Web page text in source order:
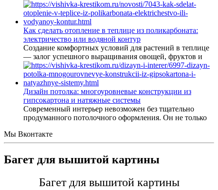
Как сделать отопление в теплице из поликарбоната:
электричество или водяной контур
Создание комфортных условий для растений в теплице
— залог успешного выращивания овощей, фруктов и
Дизайн потолка: многоуровневые конструкции из
гипсокартона и натяжные системы
Современный интерьер невозможен без тщательно
продуманного потолочного оформления. Он не только
Мы Вконтакте
Багет для вышитой картины
Багет для вышитой картины